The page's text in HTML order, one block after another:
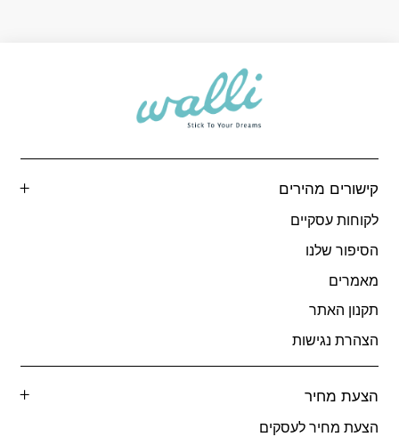
קישורים מהירים
לקוחות עסקיים
הסיפור שלנו
מאמרים
תקנון האתר
הצהרת נגישות
הצעת מחיר
הצעת מחיר לעסקים